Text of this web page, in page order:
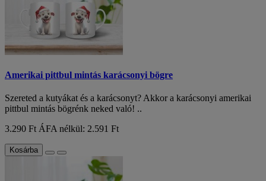
Amerikai pittbul mintás karácsonyi bögre
Szereted a kutyákat és a karácsonyt? Akkor a karácsonyi amerikai
pittbul mintás bögrénk neked való! ..
3.290 Ft ÁFA nélkül: 2.591 Ft
Kosárba